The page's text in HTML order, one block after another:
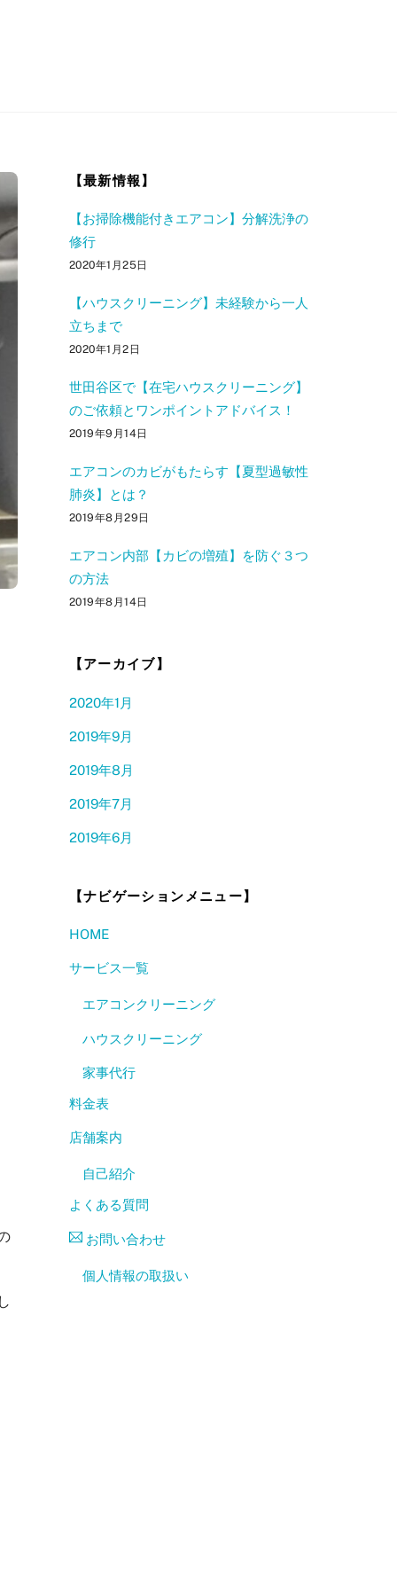
【最新情報】
【お掃除機能付きエアコン】分解洗浄の
修行
2020年1月25日
【ハウスクリーニング】未経験から一人
立ちまで
2020年1月2日
世田谷区で【在宅ハウスクリーニング】
のご依頼とワンポイントアドバイス！
2019年9月14日
エアコンのカビがもたらす【夏型過敏性
肺炎】とは？
2019年8月29日
エアコン内部【カビの増殖】を防ぐ３つ
の方法
2019年8月14日
【アーカイブ】
2020年1月
2019年9月
2019年8月
2019年7月
2019年6月
【ナビゲーションメニュー】
HOME
サービス一覧
エアコンクリーニング
ハウスクリーニング
家事代行
料金表
店舗案内
自己紹介
よくある質問
お問い合わせ
個人情報の取扱い